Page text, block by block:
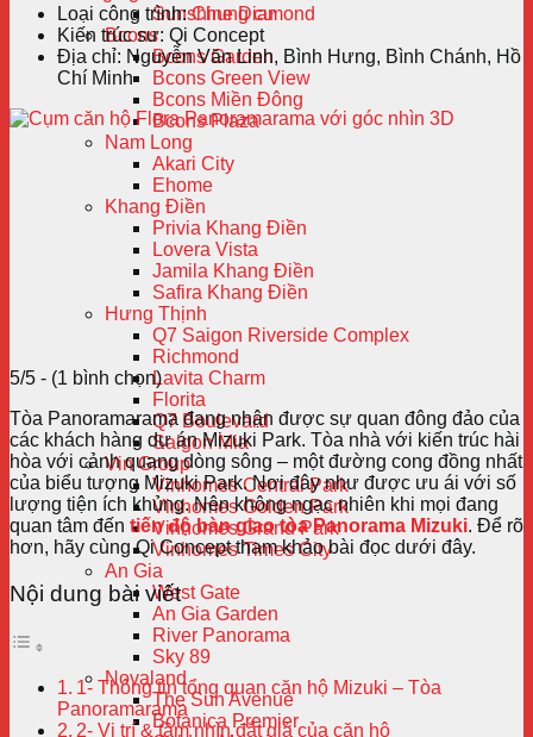
Sunshine Diamond
Bcons
Bcons Garden
Bcons Green View
Bcons Miền Đông
Bcons Plaza
Nam Long
Akari City
Ehome
Khang Điền
Privia Khang Điền
Lovera Vista
Jamila Khang Điền
Safira Khang Điền
Hưng Thịnh
Q7 Saigon Riverside Complex
Richmond
Lavita Charm
Florita
Q7 Boulevard
Saigon Mia
Vin Group
Vinhomes Central Park
Vinhomes Golden Park
Vinhomes Grand Park
Vinhomes Times City
An Gia
West Gate
An Gia Garden
River Panorama
Sky 89
Novaland
The Sun Avenue
Botanica Premier
Loại công trình:Chung cư
Kiến trúc sư: Qi Concept
Địa chỉ: Nguyễn Văn Linh, Bình Hưng, Bình Chánh, Hồ
Chí Minh
5/5 - (1 bình chọn)
Tòa Panoramarama đang nhận được sự quan đông đảo của
các khách hàng dự án Mizuki Park. Tòa nhà với kiến trúc hài
hòa với cảnh quang dòng sông – một đường cong đồng nhất
của biểu tượng Mizuki Park. Nơi đây như được ưu ái với số
lượng tiện ích khủng. Nên không ngạc nhiên khi mọi đang
quan tâm đến tiến độ bàn giao tòa Panorama Mizuki. Để rõ
hơn, hãy cùng Qi Concept tham khảo bài đọc dưới đây.
Nội dung bài viết
1- Thông tin tổng quan căn hộ Mizuki – Tòa
Panoramarama
2- Vị trí & tầm nhìn đắt giá của căn hộ